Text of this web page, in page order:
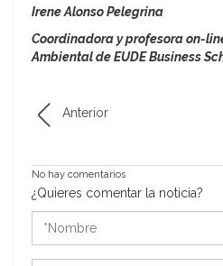
Irene Alonso Pelegrina
Coordinadora y profesora on-
Ambiental de EUDE Business
Anterior
No hay comentarios
¿Quieres comentar la noticia?